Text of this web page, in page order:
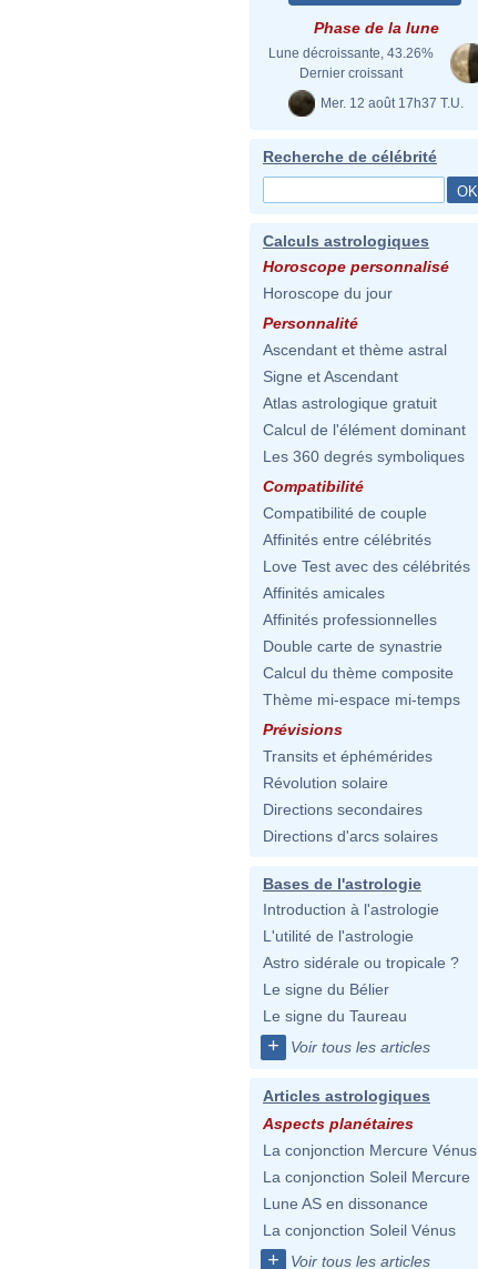
Phase de la lune
Lune décroissante, 43.26%
Dernier croissant
Mer. 12 août 17h37 T.U.
Recherche de célébrité
Calculs astrologiques
Horoscope personnalisé
Horoscope du jour
Personnalité
Ascendant et thème astral
Signe et Ascendant
Atlas astrologique gratuit
Calcul de l'élément dominant
Les 360 degrés symboliques
Compatibilité
Compatibilité de couple
Affinités entre célébrités
Love Test avec des célébrités
Affinités amicales
Affinités professionnelles
Double carte de synastrie
Calcul du thème composite
Thème mi-espace mi-temps
Prévisions
Transits et éphémérides
Révolution solaire
Directions secondaires
Directions d'arcs solaires
Bases de l'astrologie
Introduction à l'astrologie
L'utilité de l'astrologie
Astro sidérale ou tropicale ?
Le signe du Bélier
Le signe du Taureau
+ Voir tous les articles
Articles astrologiques
Aspects planétaires
La conjonction Mercure Vénus
La conjonction Soleil Mercure
Lune AS en dissonance
La conjonction Soleil Vénus
+ Voir tous les articles